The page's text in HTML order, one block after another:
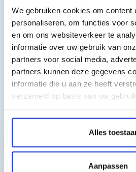
We gebruiken cookies om content
personaliseren, om functies voor
en om ons websiteverkeer te
informatie over uw gebruik van
partners voor social media,
partners kunnen deze gegevens
informatie die u aan ze heeft
verzameld op basis van uw
Alles
Aanpassen
LaserJet Pro M 402 dne, HP LaserJet
Pro M 402 m, HP LaserJet Pro M 402
Series, HP LaserJet Pro MFP M 420
MFP M 426 dn, HP LaserJet Pro MFP
MFP M 426 fdn, HP LaserJet Pro
Pro MFP M 426 fw, HP LaserJet Pro
Pro MFP M 426 n
Toch nog een vraag?
Hebt u vragen bij het artikel?